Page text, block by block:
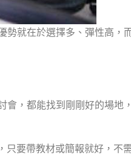
就在於選擇多、彈性高，
，都能找到剛剛好的場地
要帶教材或簡報就好，不